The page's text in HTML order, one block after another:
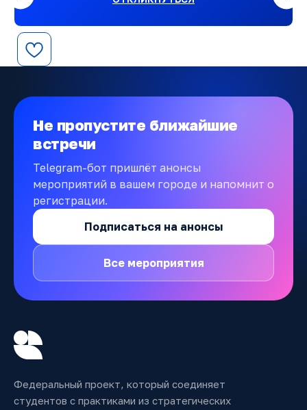
Не пропустите ближайшие
встречи
Telegram-бот пришлёт анонсы
мероприятий в вашем городе и напомнит о
регистрации.
Подписаться на анонсы
Все мероприятия
Федеральный проект, который соединяет
студентов с практиками из стратегических